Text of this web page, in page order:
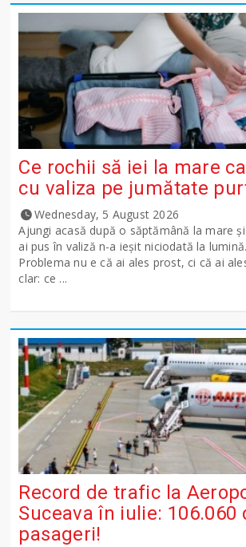
Ce rochii să iei la mare
cu valiza pe jumătate
Wednesday, 5 August 2026
Ajungi acasă după o săptămână la mare
ai pus în valiză n-a ieșit niciodată la
Problema nu e că ai ales prost, ci că ai
clar: ce ...
Record de trafic la
Suceava în iulie: 106.060
pasageri!